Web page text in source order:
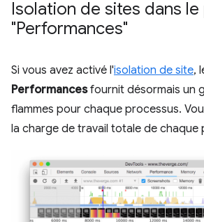
Isolation de sites dans le
"Performances"
Si vous avez activé l'isolation de site,
Performancesfournit désormais un
flammes pour chaque processus.
la charge de travail totale de chaque